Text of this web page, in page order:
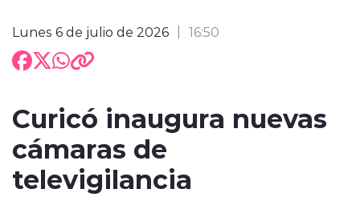
Lunes 6 de julio de 2026 16:50
Curicó inaugura nuevas
cámaras de
televigilancia